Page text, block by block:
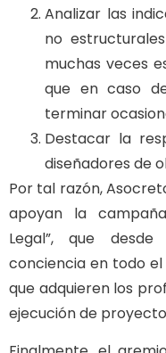
Analizar las
no
muchas veces
que en caso
terminar
Destacar la
diseñadores de
Por tal razón,
apoyan la
Legal”, que
conciencia en todo
que adquieren los
ejecución de